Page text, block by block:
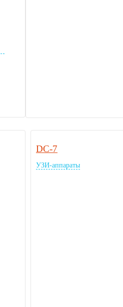
DC-7
УЗИ-аппараты